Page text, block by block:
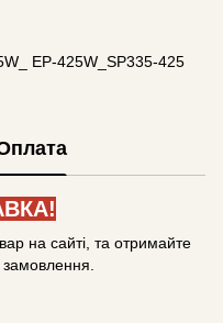
EP-425W_SP335-425
на сайті, та отримайте